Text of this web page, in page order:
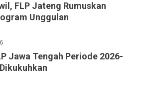
FLP Jateng Rumuskan
Unggulan
Jawa Tengah Periode 2026-